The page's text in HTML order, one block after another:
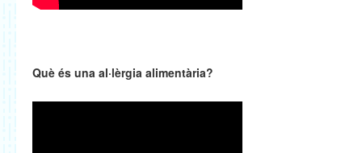
Què és una al·lèrgia alimentària?